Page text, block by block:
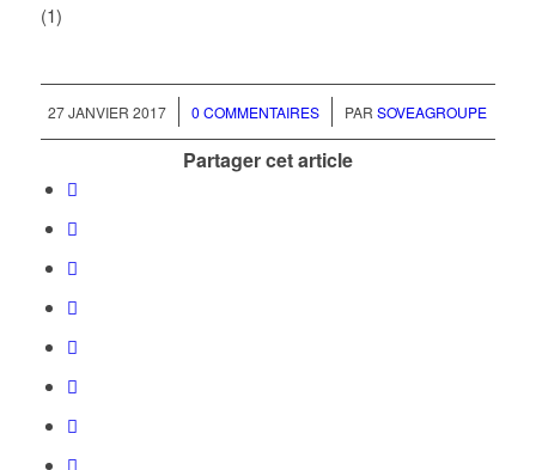
(1)
27 JANVIER 2017
/ 0 COMMENTAIRES
/ PARSOVEAGROUPE
Partager cet article